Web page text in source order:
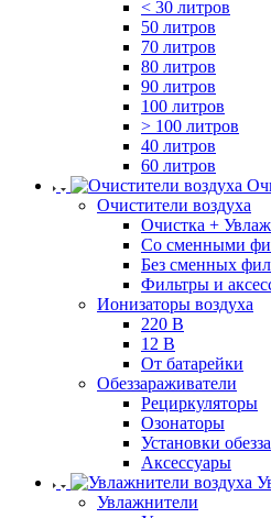
< 30 литров
50 литров
70 литров
80 литров
90 литров
100 литров
> 100 литров
40 литров
60 литров
Очистители воздуха
Очистка +
Cо сменными
Без сменных
Фильтры и
Ионизаторы воздуха
220 В
12 В
От батарейки
Обеззараживатели
Рециркуляторы
Озонаторы
Установки
Аксессуары
Увлажнители